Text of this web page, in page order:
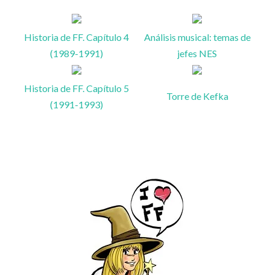
Historia de FF. Capítulo 4
(1989-1991)
Análisis musical: temas de
jefes NES
Historia de FF. Capítulo 5
(1991-1993)
Torre de Kefka